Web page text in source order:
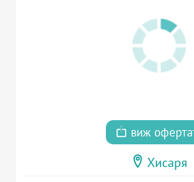
виж
Хисаря